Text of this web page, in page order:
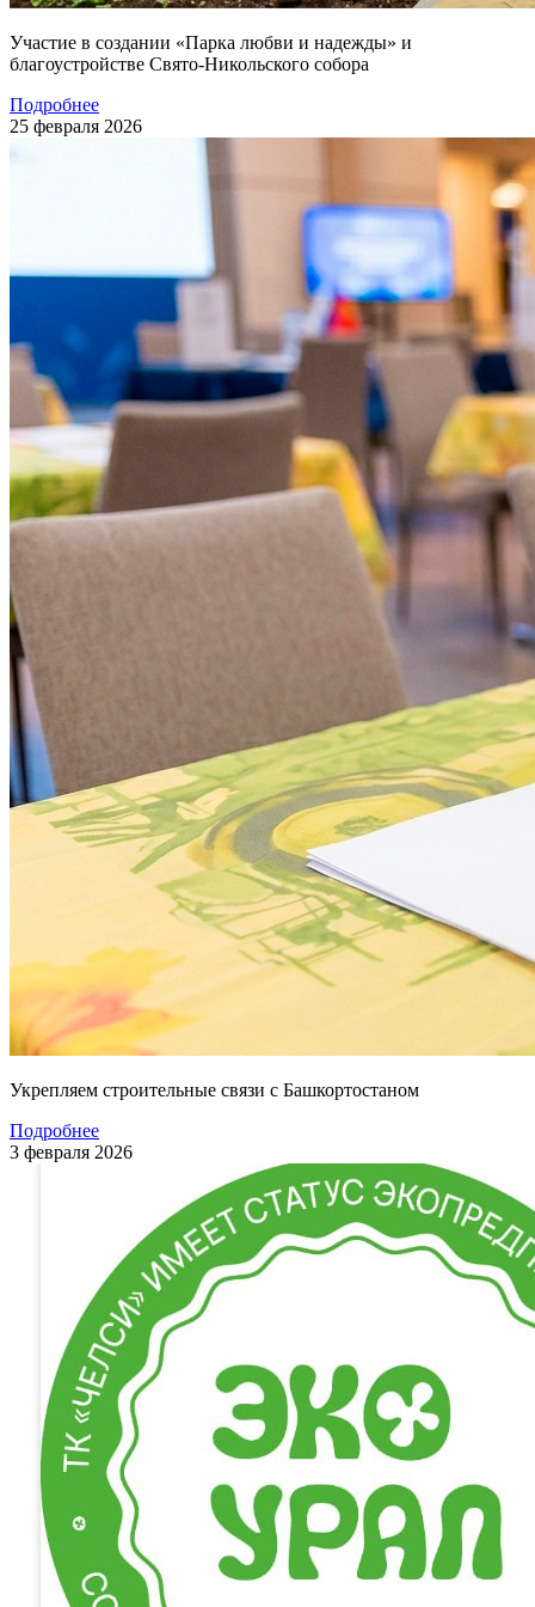
Участие в создании «Парка любви и надежды» и
благоустройстве Свято-Никольского собора
Подробнее
25 февраля 2026
Укрепляем строительные связи с Башкортостаном
Подробнее
3 февраля 2026